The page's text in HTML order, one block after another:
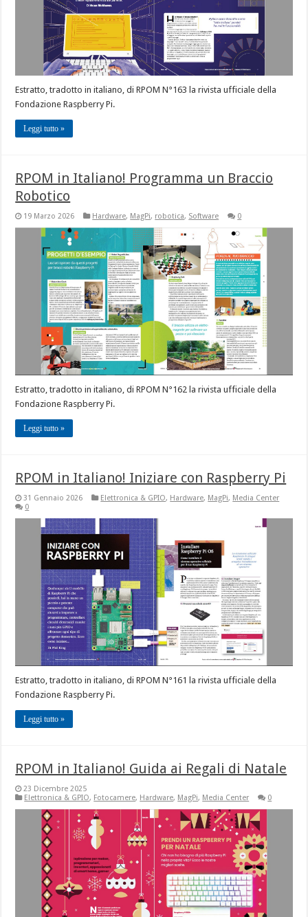
Estratto, tradotto in italiano, di RPOM N°163 la rivista ufficiale della
Fondazione Raspberry Pi.
Leggi tutto »
RPOM in Italiano! Programma un Braccio
Robotico
19 Marzo 2026 Hardware, MagPi, robotica, Software 0
Estratto, tradotto in italiano, di RPOM N°162 la rivista ufficiale della
Fondazione Raspberry Pi.
Leggi tutto »
RPOM in Italiano! Iniziare con Raspberry Pi
31 Gennaio 2026 Elettronica & GPIO, Hardware, MagPi, Media Center
0
Estratto, tradotto in italiano, di RPOM N°161 la rivista ufficiale della
Fondazione Raspberry Pi.
Leggi tutto »
RPOM in Italiano! Guida ai Regali di Natale
23 Dicembre 2025
Elettronica & GPIO, Fotocamere, Hardware, MagPi, Media Center 0